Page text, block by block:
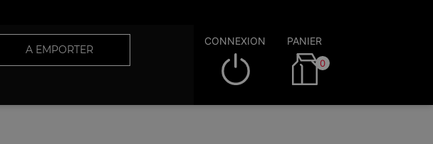
A EMPORTER
CONNEXION PANIER
0